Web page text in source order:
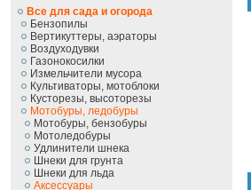
Все для сада и огорода
Бензопилы
Вертикуттеры, аэраторы
Воздуходувки
Газонокосилки
Измельчители мусора
Культиваторы, мотоблоки
Кусторезы, высоторезы
Мотобуры, ледобуры
Мотобуры, бензобуры
Мотоледобуры
Удлинители шнека
Шнеки для грунта
Шнеки для льда
Аксессуары